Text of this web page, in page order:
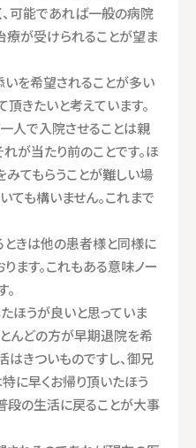
可能であれば一般の病院
が受けられることが望ま
を希望されることが多い
きたいと考えています。
人で入院させることは親
れが当たり前のことです。ほ
てもらうことが難しい場
ても構いません。これまで
きは他の患者様と同様に
ます。これもある意味ノー
ほうが良いと思っていま
んどの方が早期退院を希
はきついものですし、御兄
に早くお帰り頂いたほう
段の生活に戻ることが大事